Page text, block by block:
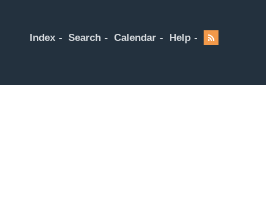
Index Search Calendar Help